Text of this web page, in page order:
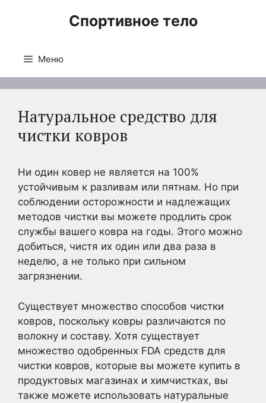
Спортивное тело
Меню
Натуральное средство для
чистки ковров
Ни один ковер не является на 100%
устойчивым к разливам или пятнам. Но при
соблюдении осторожности и надлежащих
методов чистки вы можете продлить срок
службы вашего ковра на годы. Этого можно
добиться, чистя их один или два раза в
неделю, а не только при сильном
загрязнении.
Существует множество способов чистки
ковров, поскольку ковры различаются по
волокну и составу. Хотя существует
множество одобренных FDA средств для
чистки ковров, которые вы можете купить в
продуктовых магазинах и химчистках, вы
также можете использовать натуральные